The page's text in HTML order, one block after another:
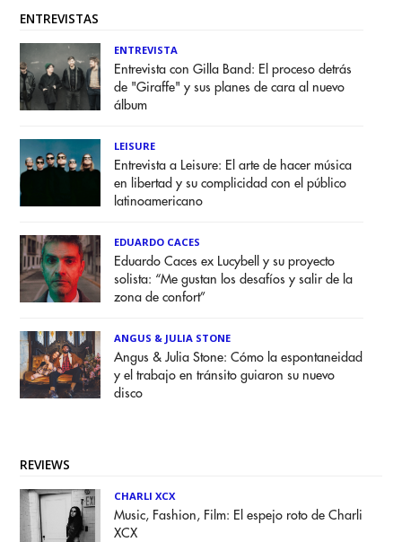
ENTREVISTAS
ENTREVISTA
Entrevista con Gilla Band: El proceso detrás
de "Giraffe" y sus planes de cara al nuevo
álbum
LEISURE
Entrevista a Leisure: El arte de hacer música
en libertad y su complicidad con el público
latinoamericano
EDUARDO CACES
Eduardo Caces ex Lucybell y su proyecto
solista: “Me gustan los desafíos y salir de la
zona de confort”
ANGUS & JULIA STONE
Angus & Julia Stone: Cómo la espontaneidad
y el trabajo en tránsito guiaron su nuevo
disco
REVIEWS
CHARLI XCX
Music, Fashion, Film: El espejo roto de Charli
XCX